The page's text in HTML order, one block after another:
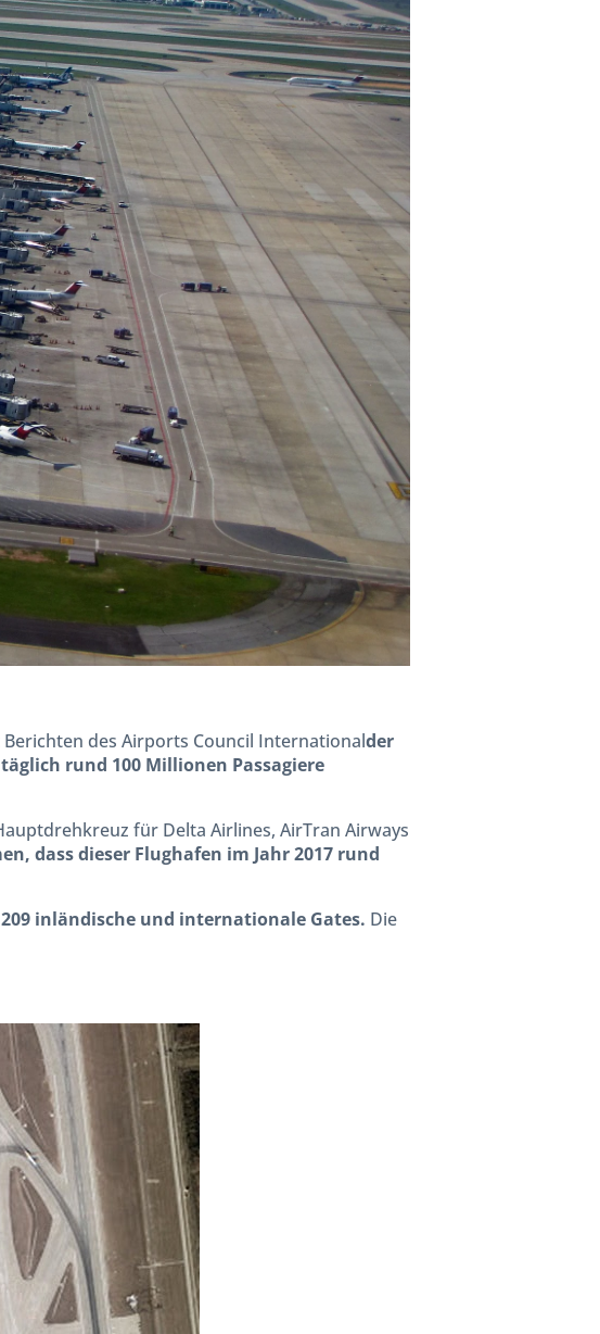
des Airports Council Internationalder
rund 100 Millionen Passagiere
für Delta Airlines, AirTran Airways
dass dieser Flughafen im Jahr 2017 rund
209 inländische und internationale Gates. Die